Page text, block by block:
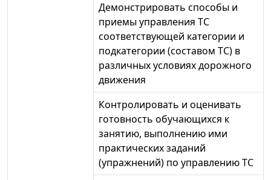
Демонстрировать способы и
приемы управления ТС
соответствующей категории и
подкатегории (составом ТС) в
различных условиях дорожного
движения
Контролировать и оценивать
готовность обучающихся к
занятию, выполнению ими
практических заданий
(упражнений) по управлению ТС